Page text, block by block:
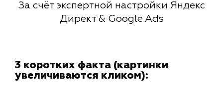
За счёт экспертной настройки Яндекс
Директ & Google.Ads
3 коротких факта (картинки
увеличиваются кликом):